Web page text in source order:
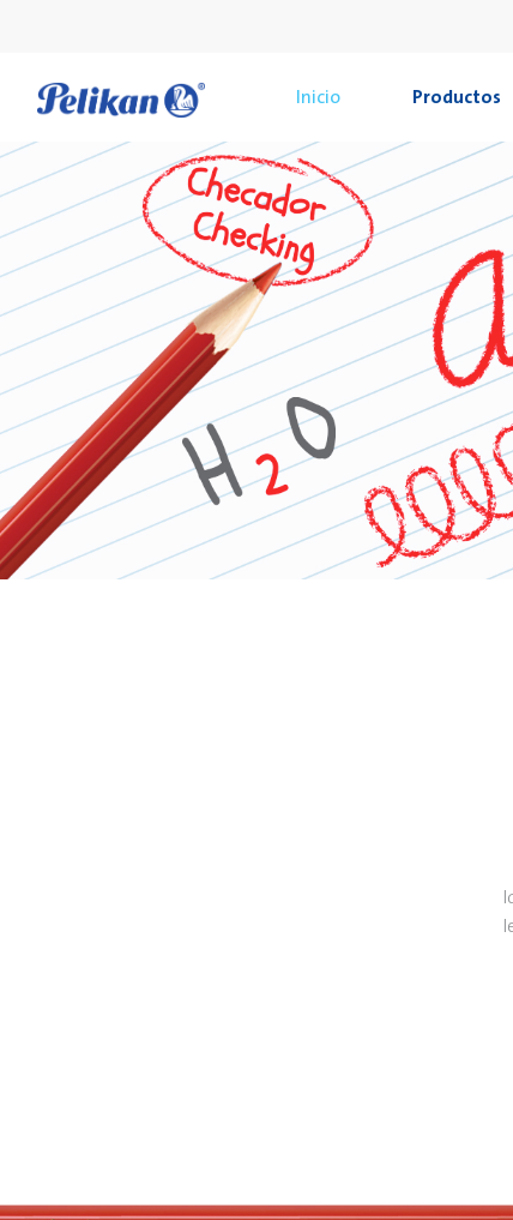
Inicio Productos